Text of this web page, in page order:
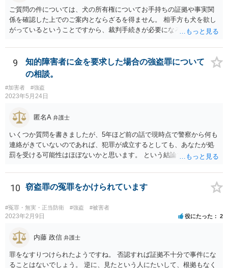
ご質問の件については、犬の所有権についてお手持ちの証拠や事実関
係を確認した上でのご案内とならざるを得ません。 相手方も犬を欲し
がっているということですから、裁判手続きが必要になろうかと思い
とは不可能ではありません。 とはいえ、裁判にはどうしても時間がか
かるものですから、なるべく早めにお近くの法律事務所に直接ご相談
いただくことをおすすめいたします。
9
知的障害者に金を要求した場合の強盗罪について
の相談。
#加害者 #強盗
2023年5月24日
匿名A 弁護士
いくつか質問を書きましたが、5年ほど前の話で現時点で警察から何も
連絡がきていないのであれば、犯罪が成立するとしても、あなたが処
罰を受ける可能性はほぼないかと思います。 という結論ですので、終
10 窃盗罪の冤罪をかけられています
#冤罪・無実・正当防衛 #強盗 #被害者
2023年2月9日 役にたった 2
内藤 政信 弁護士
罪をなすりつけられたようですね。 否認すれば証拠不十分で事件にな
ることはないでしょう。 逆に、見たという人にたいして、根拠もなく